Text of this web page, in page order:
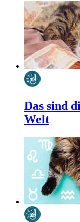
Das sind
Welt